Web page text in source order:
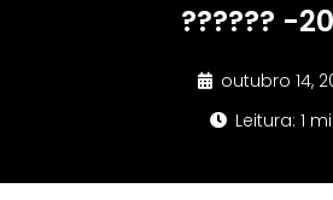
?????? -
outubro 14,
Leitura: 1